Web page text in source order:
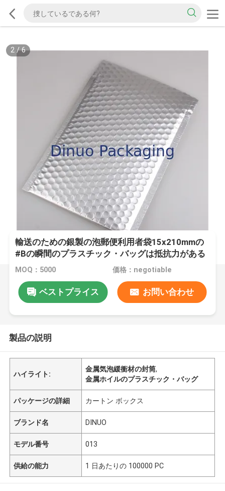
2/6
輸送のための銀製の泡郵便利用者袋15x210mmの
#Bの瞬間のプラスチック・バッグは抵抗力がある
に油をさします
MOQ：5000 価格：negotiable
ベストプライス お問い合わせ
製品の説明
ハイライト:
金属気泡緩衝材の封筒,
金属ホイルのプラスチック・バッグ
パッケージの詳細 カートン ボックス
ブランド名 DINUO
モデル番号 013
供給の能力 1 日あたりの 100000 PC